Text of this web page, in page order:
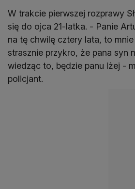
W trakcie pierwszej rozprawy
się do ojca 21-latka. - Panie
na tę chwilę cztery lata, to mnie
strasznie przykro, że pana syn
wiedząc to, będzie panu lżej -
policjant.